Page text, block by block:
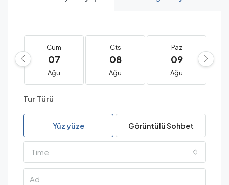
Cum
07
Ağu
Cts
08
Ağu
Paz
09
Ağu
Tur Türü
Yüz yüze Görüntülü Sohbet
Time